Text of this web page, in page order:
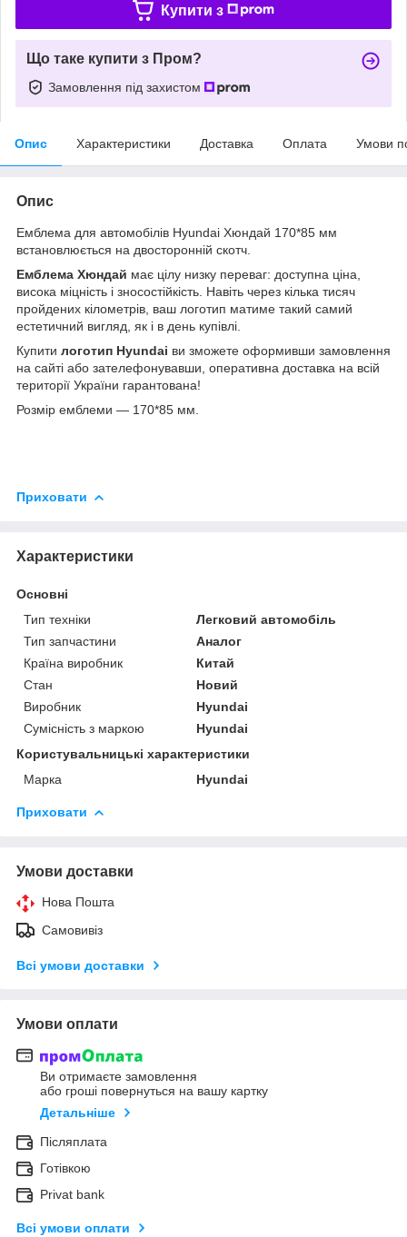
Купити з
Що таке купити з Пром?
Замовлення під захистом
Опис Характеристики Доставка Оплата Умови
Опис
Емблема для автомобілів Hyundai Хюндай 170*85 мм
встановлюється на двосторонній скотч.
Емблема Хюндай має цілу низку переваг: доступна ціна,
висока міцність і зносостійкість. Навіть через кілька тисяч
пройдених кілометрів, ваш логотип матиме такий самий
естетичний вигляд, як і в день купівлі.
Купити логотип Hyundai ви зможете оформивши замовлення
на сайті або зателефонувавши, оперативна доставка на всій
території України гарантована!
Розмір емблеми — 170*85 мм.
Приховати
Характеристики
Основні
Тип техніки
Легковий автомобіль
Тип запчастини
Аналог
Країна виробник
Китай
Стан
Новий
Виробник
Hyundai
Сумісність з маркою
Hyundai
Користувальницькі характеристики
Марка
Hyundai
Приховати
Умови доставки
Нова Пошта
Самовивіз
Всі умови доставки
Умови оплати
Ви отримаєте замовлення
або гроші повернуться на вашу картку
Детальніше
Післяплата
Готівкою
Privat bank
Всі умови оплати